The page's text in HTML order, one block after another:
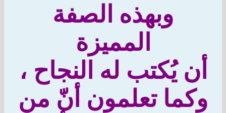
وبهذه الصفة
المميزة
يُكتب له النجاح ،
تعلمون أنّ من